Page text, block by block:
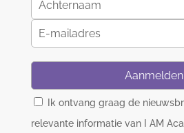
Aanmelden
Ik ontvang graag de
relevante informatie van I AM